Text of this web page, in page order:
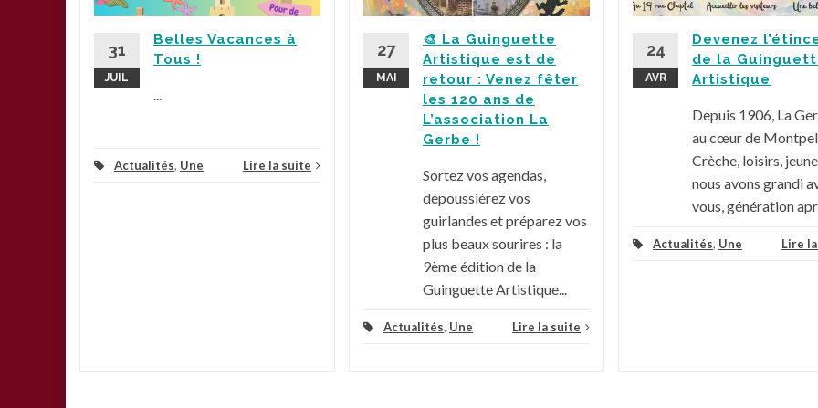
31
JUIL
Belles Vacances à
Tous !
Actualités, Une Lire la suite
27
MAI
🎨 La Guinguette
Artistique est de
retour : Venez fêter
les 120 ans de
L’association La
Gerbe !
Sortez vos agendas,
dépoussiérez vos
guirlandes et préparez vos
plus beaux sourires : la
9ème édition de la
Guinguette Artistique...
Actualités, Une Lire la suite
24
AVR
Devenez
de la
Artistique
Depuis 1906, La
au cœur de
Crèche, loisirs,
nous avons grandi
vous, génération
Actualités, Une Lire